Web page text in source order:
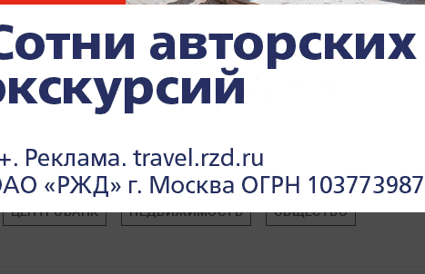
ЦЕНТРОБАНК НЕДВИЖИМОСТЬ ОБЩЕСТВО